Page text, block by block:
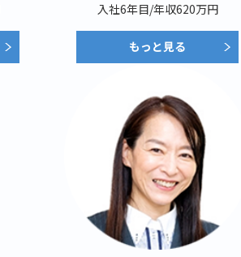
入社6年目/年収620万円
もっと見る